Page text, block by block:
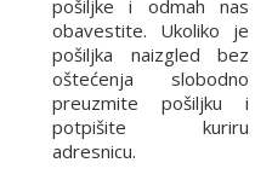
pošiljke i odmah nas
obavestite. Ukoliko je
pošiljka naizgled bez
oštećenja slobodno
preuzmite pošiljku i
potpišite kuriru
adresnicu.